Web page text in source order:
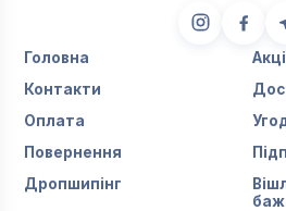
Головна
Контакти
Оплата
Повернення
Дропшипінг